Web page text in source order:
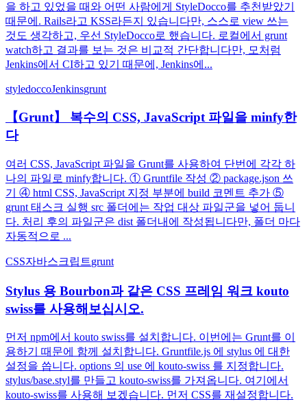
을 하고 있었을 때와 어떤 사람에게 StyleDocco를 추천받았기
때문에. Rails라고 KSS라든지 있습니다만, 스스로 view 쓰는
것도 생각하고, 우선 StyleDocco로 했습니다. 로컬에서 grunt
watch하고 결과를 보는 것은 비교적 간단합니다만, 모처럼
Jenkins에서 CI하고 있기 때문에, Jenkins에...
styledoccoJenkinsgrunt
【Grunt】 복수의 CSS, JavaScript 파일을 minfy한
다
여러 CSS, JavaScript 파일을 Grunt를 사용하여 단번에 각각 하
나의 파일로 minfy합니다. ① Gruntfile 작성 ② package.json 쓰
기 ④ html CSS, JavaScript 지정 부분에 build 코멘트 추가 ⑤
grunt 태스크 실행 src 폴더에는 작업 대상 파일군을 넣어 둡니
다. 처리 후의 파일군은 dist 폴더내에 작성됩니다만, 폴더 마다
자동적으로 ...
CSS자바스크립트grunt
Stylus 용 Bourbon과 같은 CSS 프레임 워크 kouto
swiss를 사용해보십시오.
먼저 npm에서 kouto swiss를 설치합니다. 이번에는 Grunt를 이
용하기 때문에 함께 설치합니다. Gruntfile.js 에 stylus 에 대한
설정을 씁니다. options 의 use 에 kouto-swiss 를 지정합니다.
stylus/base.styl를 만들고 kouto-swiss를 가져옵니다. 여기에서
kouto-swiss를 사용해 보겠습니다. 먼저 CSS를 재설정합니다.